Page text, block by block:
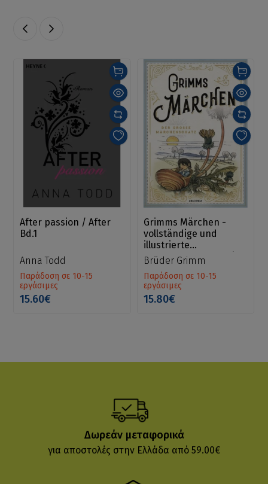
After passion / After
Bd.1
Anna Todd
Παράδοση σε 10-15
εργάσιμες
15.60€
Grimms Märchen -
vollständige und
illustrierte
Schmuckausgabe mit
Goldprägung
Brüder Grimm
Παράδοση σε 10-15
εργάσιμες
15.80€
Δωρεάν μεταφορικά
για αποστολές στην Ελλάδα από 59.00€